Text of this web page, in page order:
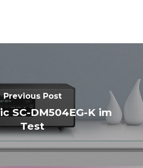
Previous Post
SC-DM504EG-K im
Test